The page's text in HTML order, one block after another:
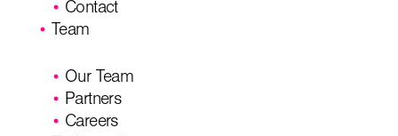
Contact
Team
Our Team
Partners
Careers